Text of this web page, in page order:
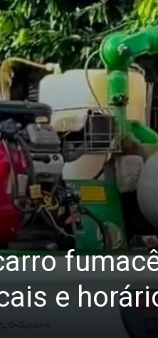
e